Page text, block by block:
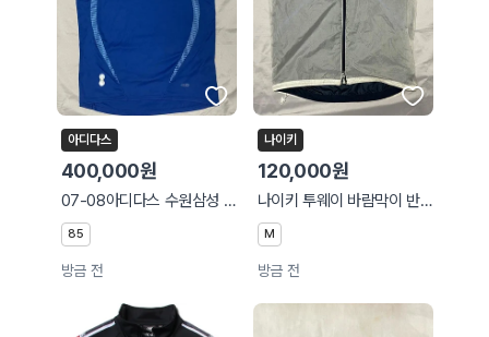
아디다스
400,000원
07-08아디다스 수원삼성 올드 유니폼 85
85
방금 전
나이키
120,000원
나이키 투웨이 바람막이 반팔자켓 M
M
방금 전